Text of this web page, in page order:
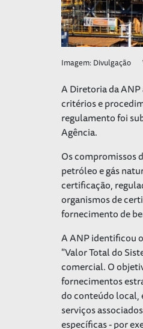
Imagem: Divulgação
A Diretoria da
critérios e
regulamento foi
Agência.
Os compromissos
petróleo e gás
certificação,
organismos de
fornecimento de
A ANP identificou
"Valor Total do
comercial. O
fornecimentos
do conteúdo local,
serviços
específicas - por